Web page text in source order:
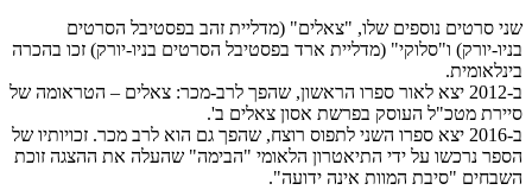
שני סרטים נוספים שלו, "צאלים" (מדליית זהב בפסטיבל הסרטים
בניו-יורק) ו"סלוקי" (מדליית ארד בפסטיבל הסרטים בניו-יורק) זכו בהכרה
בינלאומית.
ב-2012 יצא לאור ספרו הראשון, שהפך לרב-מכר: צאלים – הטראומה של
סיירת מטכ"ל העוסק בפרשת אסון צאלים ב'.
ב-2016 יצא ספרו השני לתפוס רוצח, שהפך גם הוא לרב מכר. זכויותיו של
הספר נרכשו על ידי התיאטרון הלאומי "הבימה" שהעלה את ההצגה זוכת
השבחים "סיבת המוות אינה ידועה".